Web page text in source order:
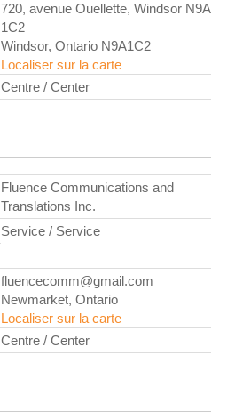
720, avenue Ouellette, Windsor N9A
1C2
Windsor, Ontario N9A1C2
Localiser sur la carte
Centre / Center
Fluence Communications and
Translations Inc.
Service / Service
fluencecomm@gmail.com
Newmarket, Ontario
Localiser sur la carte
Centre / Center